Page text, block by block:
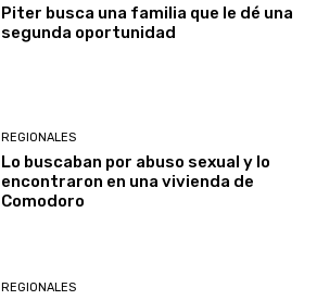
Piter busca una familia que le dé una
segunda oportunidad
REGIONALES
Lo buscaban por abuso sexual y lo
encontraron en una vivienda de
Comodoro
REGIONALES